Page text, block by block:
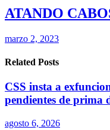
ATANDO
marzo 2, 2023
Related Posts
CSS insta a
pendientes de prima
agosto 6, 2026